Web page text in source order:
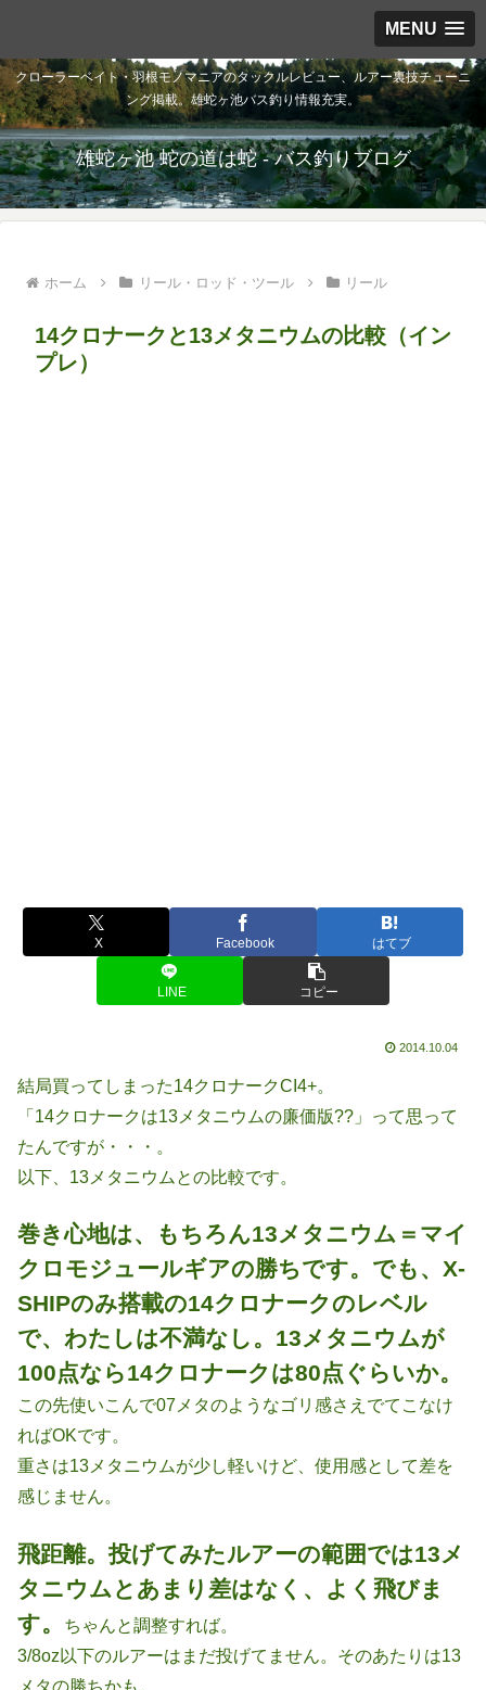
MENU
クローラーベイト・羽根モノマニアのタックルレビュー、ルアー裏技チューニ
ング掲載。雄蛇ヶ池バス釣り情報充実。
雄蛇ヶ池 蛇の道は蛇 - バス釣りブログ
ホーム リール・ロッド・ツール リール
14クロナークと13メタニウムの比較（イン
プレ）
X Facebook はてブ
LINE コピー
2014.10.04
結局買ってしまった14クロナークCI4+。
「14クロナークは13メタニウムの廉価版??」って思って
たんですが・・・。
以下、13メタニウムとの比較です。
巻き心地は、もちろん13メタニウム＝マイ
クロモジュールギアの勝ちです。でも、X-
SHIPのみ搭載の14クロナークのレベル
で、わたしは不満なし。13メタニウムが
100点なら14クロナークは80点ぐらいか。
この先使いこんで07メタのようなゴリ感さえでてこなけ
ればOKです。
重さは13メタニウムが少し軽いけど、使用感として差を
感じません。
飛距離。投げてみたルアーの範囲では13メ
タニウムとあまり差はなく、よく飛びま
す。
ちゃんと調整すれば。
3/8oz以下のルアーはまだ投げてません。そのあたりは13
メタの勝ちかも。